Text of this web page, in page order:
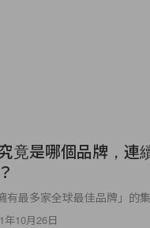
竟是哪個品牌，連
有最多家全球最佳品牌」的集
年10月26日